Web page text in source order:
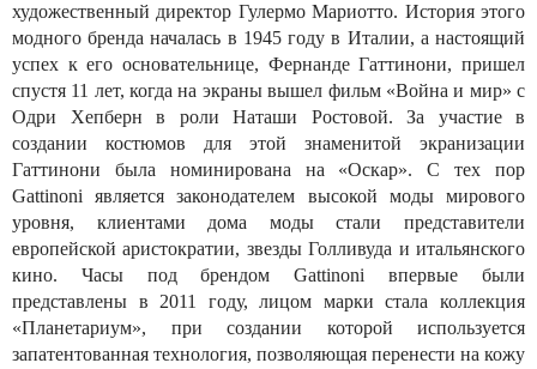
художественный директор Гулермо Мариотто. История этого
модного бренда началась в 1945 году в Италии, а настоящий
успех к его основательнице, Фернанде Гаттинони, пришел
спустя 11 лет, когда на экраны вышел фильм «Война и мир» с
Одри Хепберн в роли Наташи Ростовой. За участие в
создании костюмов для этой знаменитой экранизации
Гаттинони была номинирована на «Оскар». С тех пор
Gattinoni является законодателем высокой моды мирового
уровня, клиентами дома моды стали представители
европейской аристократии, звезды Голливуда и итальянского
кино. Часы под брендом Gattinoni впервые были
представлены в 2011 году, лицом марки стала коллекция
«Планетариум», при создании которой используется
запатентованная технология, позволяющая перенести на кожу